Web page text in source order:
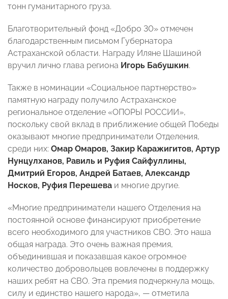
тонн гуманитарного груза.
Благотворительный фонд «Добро 30» отмечен
благодарственным письмом Губернатора
Астраханской области. Награду Иляне Шашиной
вручил лично глава региона Игорь Бабушкин.
Также в номинации «Социальное партнерство»
памятную награду получило Астраханское
региональное отделение «ОПОРЫ РОССИИ»,
поскольку свой вклад в приближение общей Победы
оказывают многие предприниматели Отделения,
среди них: Омар Омаров, Закир Каражигитов, Артур
Нунцулханов, Равиль и Руфия Сайфуллины,
Дмитрий Егоров, Андрей Батаев, Александр
Носков, Руфия Перешева и многие другие.
«Многие предприниматели нашего Отделения на
постоянной основе финансируют приобретение
всего необходимого для участников СВО. Это наша
общая награда. Это очень важная премия,
объединившая и показавшая какое огромное
количество добровольцев вовлечены в поддержку
наших ребят на СВО. Эта премия подчеркнула мощь,
силу и единство нашего народа», — отметила